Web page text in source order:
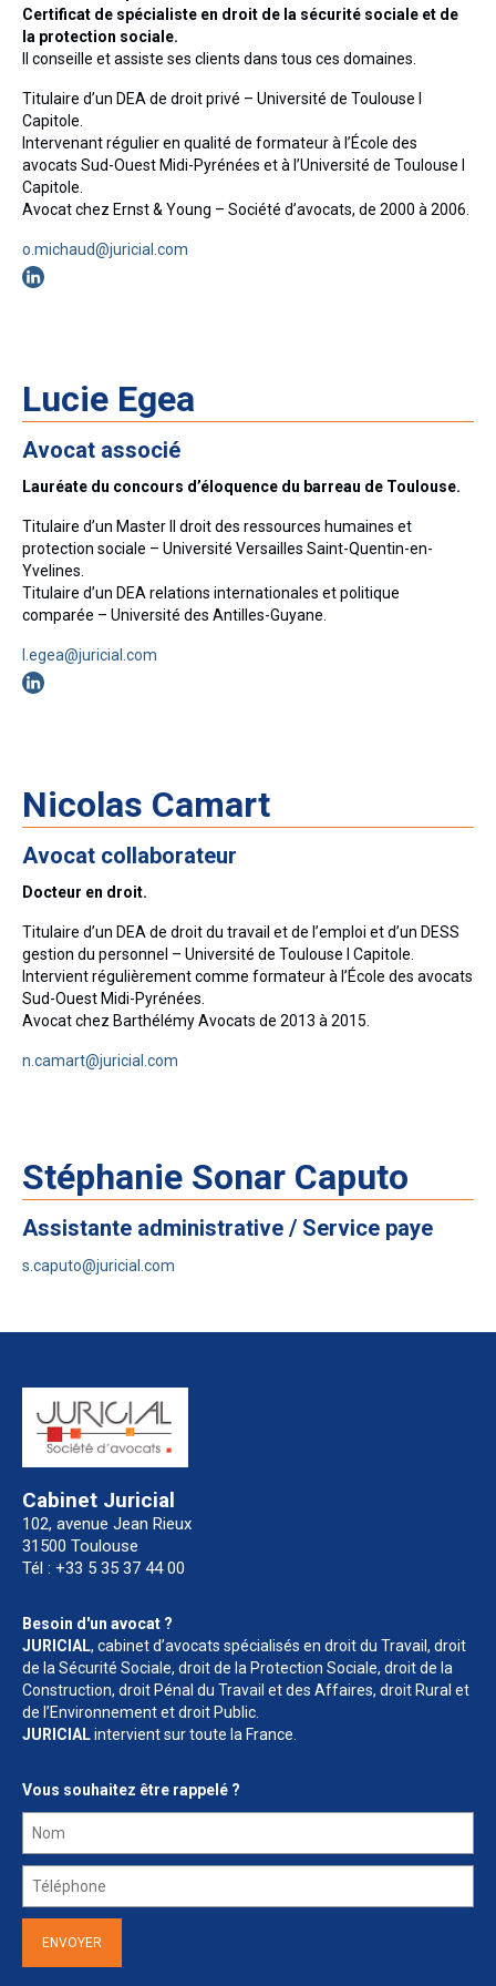
Droit Pénal du Travail et des Affaires
Droit Rural et de l’Environnement
Droit Public
Nos formations
Formations Spécial BTP
l’urbanisme
Formations Marchés publics
Nos audits
Honoraires
Contact
Certificat de spécialiste en droit de la sécurité sociale et de
la protection sociale.
Il conseille et assiste ses clients dans tous ces domaines.
Titulaire d’un DEA de droit privé – Université de Toulouse I
Capitole.
Intervenant régulier en qualité de formateur à l’École des
avocats Sud-Ouest Midi-Pyrénées et à l’Université de Toulouse I
Capitole.
Avocat chez Ernst & Young – Société d’avocats, de 2000 à 2006.
o.michaud@juricial.com
Lucie Egea
Avocat associé
Lauréate du concours d’éloquence du barreau de Toulouse.
Titulaire d’un Master II droit des ressources humaines et
protection sociale – Université Versailles Saint-Quentin-en-
Yvelines.
Titulaire d’un DEA relations internationales et politique
comparée – Université des Antilles-Guyane.
l.egea@juricial.com
Nicolas Camart
Avocat collaborateur
Docteur en droit.
Titulaire d’un DEA de droit du travail et de l’emploi et d’un DESS
gestion du personnel – Université de Toulouse I Capitole.
Intervient régulièrement comme formateur à l’École des avocats
Sud-Ouest Midi-Pyrénées.
Avocat chez Barthélémy Avocats de 2013 à 2015.
n.camart@juricial.com
Stéphanie Sonar Caputo
Assistante administrative / Service paye
s.caputo@juricial.com
Cabinet Juricial
102, avenue Jean Rieux
31500 Toulouse
Tél : +33 5 35 37 44 00
Besoin d'un avocat ?
JURICIAL, cabinet d’avocats spécialisés en droit du Travail, droit
de la Sécurité Sociale, droit de la Protection Sociale, droit de la
Construction, droit Pénal du Travail et des Affaires, droit Rural et
de l’Environnement et droit Public.
JURICIALintervient sur toute la France.
Vous souhaitez être rappelé ?